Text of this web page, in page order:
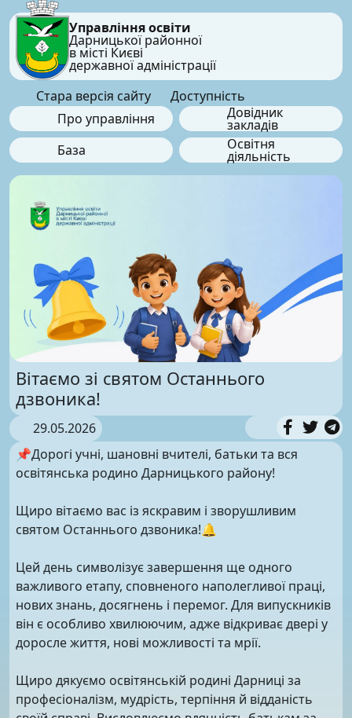
Управління освіти
Дарницької районної
в місті Києві
державної адміністрації
Стара версія сайту
Доступність
Про управління
Довідник
закладів
База
Освітня
діяльність
Вітаємо зі святом Останнього
дзвоника!
29.05.2026
📌Дорогі учні, шановні вчителі, батьки та вся
освітянська родино Дарницького району!
Щиро вітаємо вас із яскравим і зворушливим
святом Останнього дзвоника!🔔
Цей день символізує завершення ще одного
важливого етапу, сповненого наполегливої праці,
нових знань, досягнень і перемог. Для випускників
він є особливо хвилюючим, адже відкриває двері у
доросле життя, нові можливості та мрії.
Щиро дякуємо освітянській родині Дарниці за
професіоналізм, мудрість, терпіння й відданість